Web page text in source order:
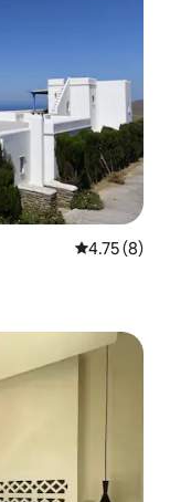
レビュー8
4.75 (8)